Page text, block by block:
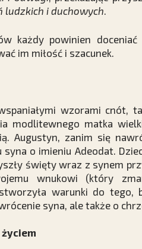
ludzkich i duchowych.
każdy powinien
im miłość i szacunek.
wzorami cnót,
modlitewnego matka
Augustyn, zanim się
syna o imieniu Adeodat.
święty wraz z synem
wnukowi (który
warunki do tego,
syna, ale także o